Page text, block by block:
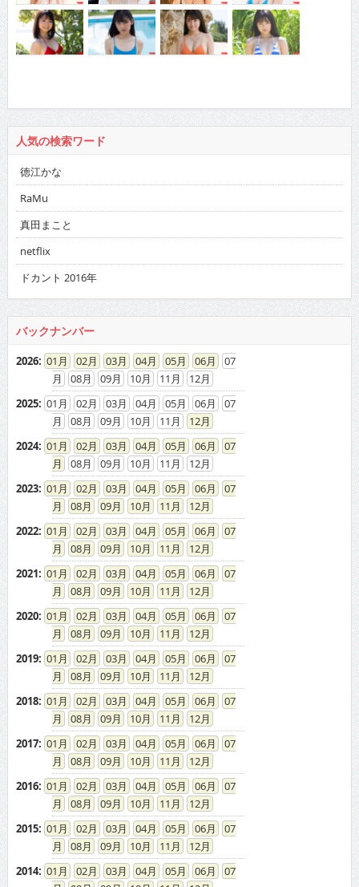
人気の検索ワード
徳江かな
RaMu
真田まこと
netflix
ドカント 2016年
バックナンバー
2026: 01 02 03 04 05 06
07
08
09 10 11
12
2025: 01 02 03 04 05 06
07
08
09 10 11
12
2024: 01 02 03 04 05 06
07
08
09 10 11
12
2023: 01 02 03 04 05 06
07
08
09 10 11
12
2022: 01 02 03 04 05 06
07
08
09 10 11
12
2021: 01 02 03 04 05 06
07
08
09 10 11
12
2020: 01 02 03 04 05 06
07
08
09 10 11
12
2019: 01 02 03 04 05 06
07
08
09 10 11
12
2018: 01 02 03 04 05 06
07
08
09 10 11
12
2017: 01 02 03 04 05 06
07
08
09 10 11
12
2016: 01 02 03 04 05 06
07
08
09 10 11
12
2015: 01 02 03 04 05 06
07
08
09 10 11
12
2014: 01 02 03 04 05 06
07